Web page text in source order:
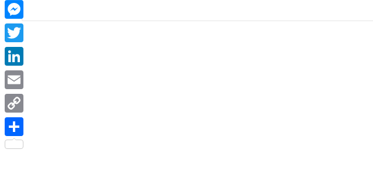
WhatsApp
Messenger
Twitter
LinkedIn
Email
Copy
Link
Share